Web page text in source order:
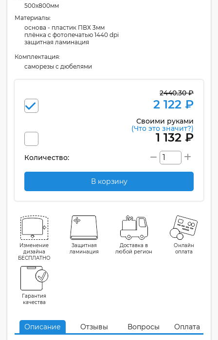
500x800мм
Материалы:
основа - пластик ПВХ 3мм
плёнка с фотопечатью 1440 dpi
защитная ламинация
Комплектация:
cаморезы с дюбелями
2440.30 ₽
2 122 ₽
Своими руками
(Что это значит?)
1 132 ₽
Количество:
В корзину
Изменение
дизайна
БЕСПЛАТНО
Защитная
ламинация
Доставка в
любой регион
Онлайн
оплата
Гарантия
качества
Описание Отзывы Вопросы Оплата